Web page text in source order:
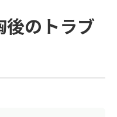
後のトラブ